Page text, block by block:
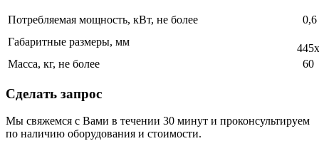
Потребляемая мощность, кВт, не более
0,6
Габаритные размеры, мм
Масса, кг, не более
60
Сделать запрос
Мы свяжемся с Вами в течении 30 минут и проконсультируем
по наличию оборудования и стоимости.